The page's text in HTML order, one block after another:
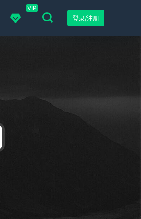
VIP
登录/注册